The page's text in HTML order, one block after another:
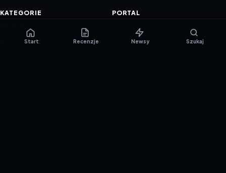
KATEGORIE
PORADNIKI
PORTAL
Polityka prywatności
Start Recenzje Newsy Szukaj